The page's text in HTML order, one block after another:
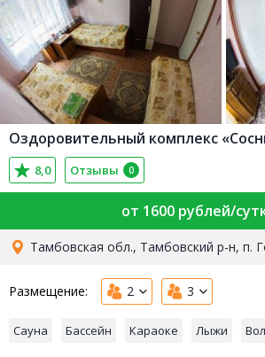
Оздоровительный комплекс
8,0 Отзывы 0
от 1600 рублей/
Тамбовская обл., Тамбовский р-н, п.
Размещение: 2 3
Сауна Бассейн Караоке Лыжи